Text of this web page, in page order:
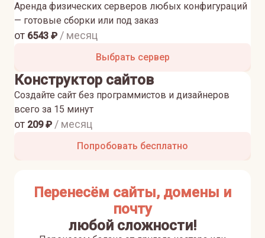
Аренда физических серверов любых конфигураций
— готовые сборки или под заказ
от 6543 ₽ / месяц
Выбрать сервер
Конструктор сайтов
Создайте сайт без программистов и дизайнеров
всего за 15 минут
от 209₽ / месяц
Попробовать бесплатно
Перенесём сайты, домены и
почту
любой сложности!